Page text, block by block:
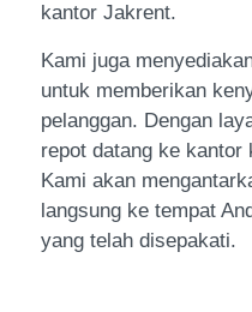
kantor Jakrent.
Kami juga
untuk memberikan
pelanggan. Dengan
repot datang ke kantor
Kami akan
langsung ke tempat
yang telah disepakati.